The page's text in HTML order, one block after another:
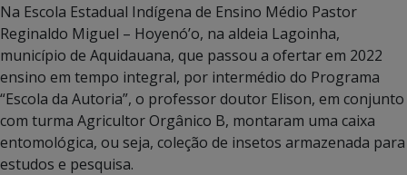
Na Escola Estadual Indígena de Ensino Médio Pastor
Reginaldo Miguel – Hoyenó’o, na aldeia Lagoinha,
município de Aquidauana, que passou a ofertar em 2022
ensino em tempo integral, por intermédio do Programa
“Escola da Autoria”, o professor doutor Elison, em conjunto
com turma Agricultor Orgânico B, montaram uma caixa
entomológica, ou seja, coleção de insetos armazenada para
estudos e pesquisa.